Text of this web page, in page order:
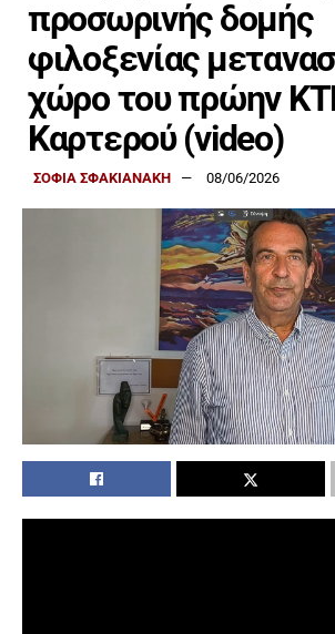
προσωρινής δομής
φιλοξενίας
χώρο του πρώην
Καρτερού (video)
ΣΟΦΙΑ ΣΦΑΚΙΑΝΑΚΗ 08/06/2026